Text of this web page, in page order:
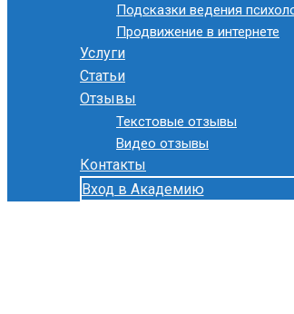
Подсказки ведения
Продвижение в интернете
Услуги
Статьи
Отзывы
Текстовые отзывы
Видео отзывы
Контакты
Вход в Академию